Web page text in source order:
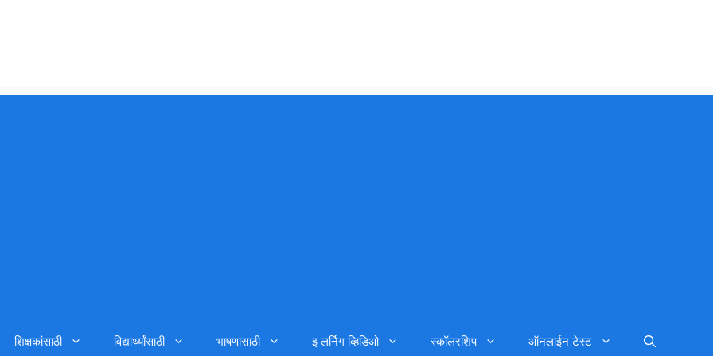
शिक्षकांसाठी विद्यार्थ्यांसाठी भाषणासाठी इ लर्निग व्हिडिओ स्कॉलरशिप ऑनलाईन टेस्ट